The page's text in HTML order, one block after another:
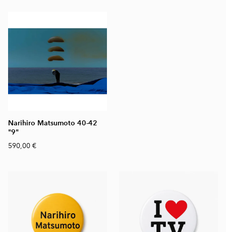
Narihiro Matsumoto 40-42
"9"
590,00 €